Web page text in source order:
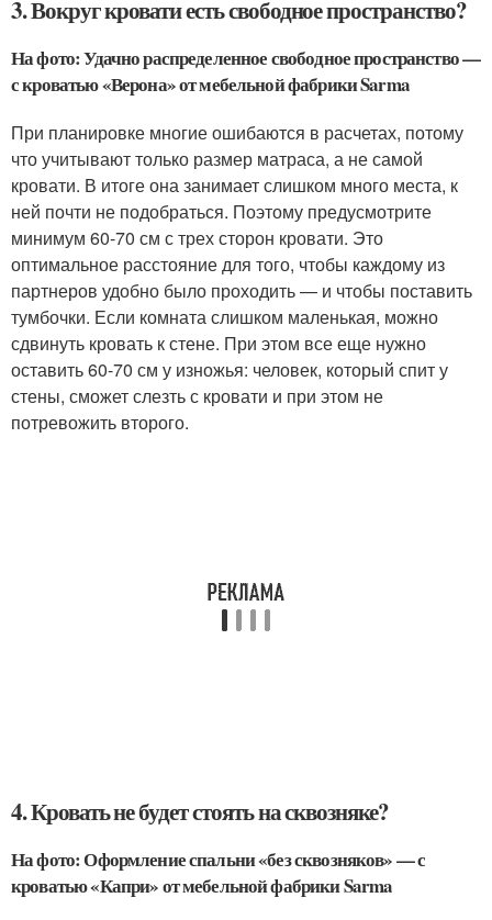
3. Вокруг кровати есть свободное пространство?
На фото: Удачно распределенное свободное пространство —
с кроватью «Верона» от мебельной фабрики Sarma
При планировке многие ошибаются в расчетах, потому
что учитывают только размер матраса, а не самой
кровати. В итоге она занимает слишком много места, к
ней почти не подобраться. Поэтому предусмотрите
минимум 60-70 см с трех сторон кровати. Это
оптимальное расстояние для того, чтобы каждому из
партнеров удобно было проходить — и чтобы поставить
тумбочки. Если комната слишком маленькая, можно
сдвинуть кровать к стене. При этом все еще нужно
оставить 60-70 см у изножья: человек, который спит у
стены, сможет слезть с кровати и при этом не
потревожить второго.
4. Кровать не будет стоять на сквозняке?
На фото: Оформление спальни «без сквозняков» — с
кроватью «Капри» от мебельной фабрики Sarma